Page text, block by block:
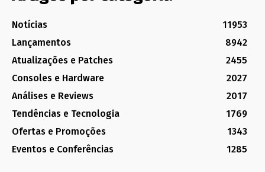
Notícias
11953
Lançamentos
8942
Atualizações e Patches
2455
Consoles e Hardware
2027
Análises e Reviews
2017
Tendências e Tecnologia
1769
Ofertas e Promoções
1343
Eventos e Conferências
1285